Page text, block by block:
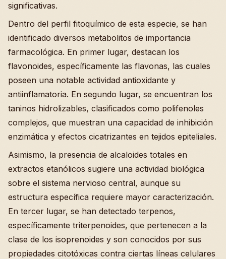
significativas.
Dentro del perfil fitoquímico de esta especie, se han
identificado diversos metabolitos de importancia
farmacológica. En primer lugar, destacan los
flavonoides, específicamente las flavonas, las cuales
poseen una notable actividad antioxidante y
antiinflamatoria. En segundo lugar, se encuentran los
taninos hidrolizables, clasificados como polifenoles
complejos, que muestran una capacidad de inhibición
enzimática y efectos cicatrizantes en tejidos epiteliales.
Asimismo, la presencia de alcaloides totales en
extractos etanólicos sugiere una actividad biológica
sobre el sistema nervioso central, aunque su
estructura específica requiere mayor caracterización.
En tercer lugar, se han detectado terpenos,
específicamente triterpenoides, que pertenecen a la
clase de los isoprenoides y son conocidos por sus
propiedades citotóxicas contra ciertas líneas celulares